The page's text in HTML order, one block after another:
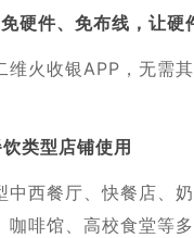
硬件、免布线，让硬
维火收银APP，无需
类型店铺使用
中西餐厅、快餐店、
咖啡馆、高校食堂等